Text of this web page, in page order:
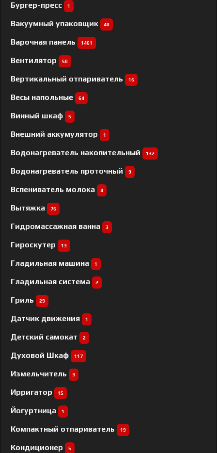
Бургер-пресс 1
Вакуумный упаковщик 40
Варочная панель 1461
Вентилятор 50
Вертикальный отпариватель 16
Весы напольные 64
Винный шкаф 5
Внешний аккумулятор 1
Водонагреватель накопительный 132
Водонагреватель проточный 9
Вспениватель молока 4
Вытяжка 76
Гидромассажная ванна 3
Гироскутер 13
Гладильная машина 1
Гладильная система 2
Гриль 29
Датчик движения 1
Детский самокат 2
Духовой Шкаф 117
Измельчитель 3
Ирригатор 15
Йогуртница 1
Компактный отпариватель 19
Кондиционер 5